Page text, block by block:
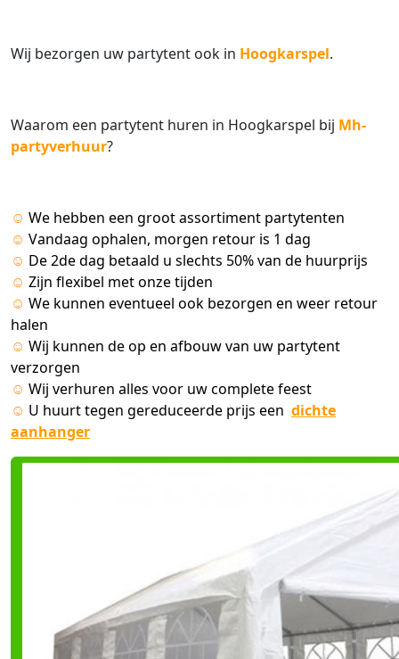
Wij bezorgen uw partytent ook in Hoogkarspel.
Waarom een partytent huren in Hoogkarspel bij Mh-
partyverhuur?
☺ We hebben een groot assortiment partytenten
☺ Vandaag ophalen, morgen retour is 1 dag
☺ De 2de dag betaald u slechts 50% van de huurprijs
☺ Zijn flexibel met onze tijden
☺ We kunnen eventueel ook bezorgen en weer retour
halen
☺ Wij kunnen de op en afbouw van uw partytent
verzorgen
☺ Wij verhuren alles voor uw complete feest
☺ U huurt tegen gereduceerde prijs een dichte
aanhanger